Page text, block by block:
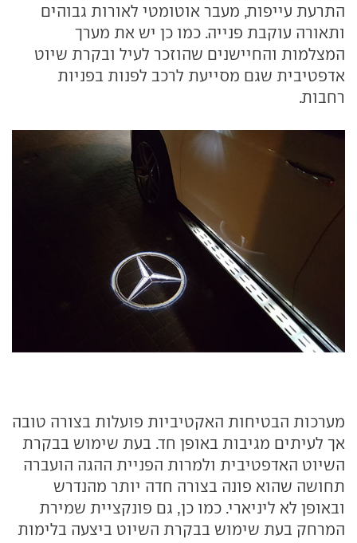
התרעת עייפות, מעבר אוטומטי לאורות גבוהים
ותאורה עוקבת פנייה. כמו כן יש את מערך
המצלמות והחיישנים שהוזכר לעיל ובקרת שיוט
אדפטיבית שגם מסייעת לרכב לפנות בפניות
רחבות.
מערכות הבטיחות האקטיביות פועלות בצורה טובה
אך לעיתים מגיבות באופן חד. בעת שימוש בבקרת
השיוט האדפטיבית ולמרות הפניית ההגה הועברה
תחושה שהוא פונה בצורה חדה יותר מהנדרש
ובאופן לא ליניארי. כמו כן, גם פונקציית שמירת
המרחק בעת שימוש בבקרת השיוט ביצעה בלימות